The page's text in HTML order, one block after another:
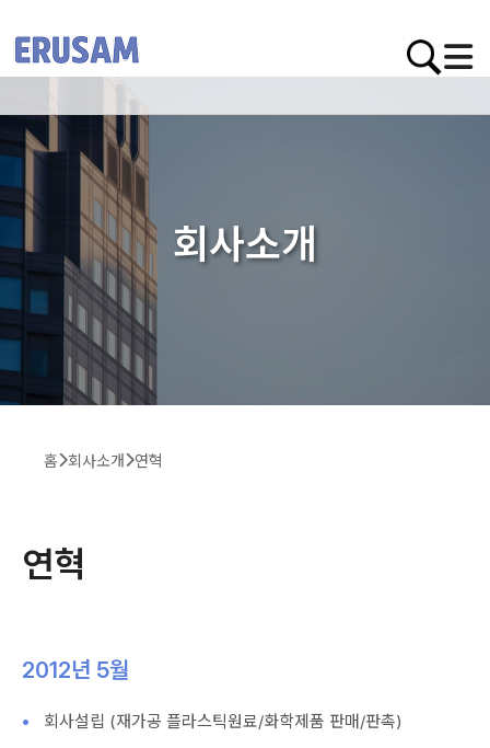
회사소개
홈 회사소개 연혁
연혁
2012년 5월
회사설립 (재가공 플라스틱원료/화학제품 판매/판촉)